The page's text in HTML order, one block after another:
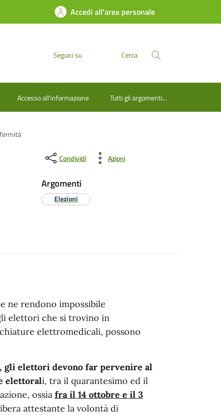
Accedi all'area personale
Seguici su Cerca
Accesso all'informazione Tutti gli argomenti...
Condividi Azioni
Argomenti
Elezioni
ne rendono impossibile
elettori che si trovino in
elettromedicali, possono
elettori devono far pervenire al
elettorali, tra il quarantesimo ed il
ossia fra il 14 ottobre e il 3
attestante la volontà di